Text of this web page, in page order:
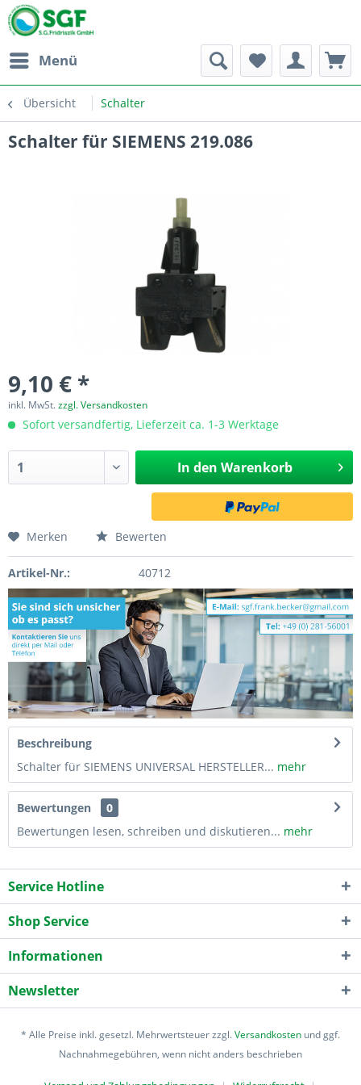
Menü
Übersicht Schalter
Schalter für SIEMENS 219.086
9,10 € *
inkl. MwSt.zzgl. Versandkosten
Sofort versandfertig, Lieferzeit ca. 1-3 Werktage
In den Warenkorb
Merken Bewerten
Artikel-Nr.: 40712
Beschreibung
Schalter für SIEMENS UNIVERSAL HERSTELLER... mehr
Bewertungen
0
Bewertungen lesen, schreiben und diskutieren... mehr
Service Hotline
Shop Service
Informationen
Newsletter
* Alle Preise inkl. gesetzl. Mehrwertsteuer zzgl.Versandkosten und ggf.
Nachnahmegebühren, wenn nicht anders beschrieben